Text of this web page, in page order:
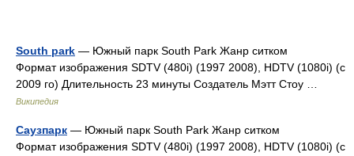
South park — Южный парк South Park Жанр ситком
Формат изображения SDTV (480i) (1997 2008), HDTV (1080i) (с
2009 го) Длительность 23 минуты Создатель Мэтт Стоу …
Википедия
Саузпарк — Южный парк South Park Жанр ситком
Формат изображения SDTV (480i) (1997 2008), HDTV (1080i) (с